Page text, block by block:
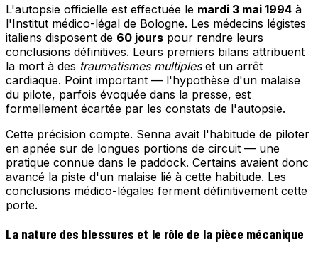
L'autopsie officielle est effectuée le mardi 3 mai 1994 à
l'Institut médico-légal de Bologne. Les médecins légistes
italiens disposent de 60 jours pour rendre leurs
conclusions définitives. Leurs premiers bilans attribuent
la mort à des traumatismes multipleset un arrêt
cardiaque. Point important — l'hypothèse d'un malaise
du pilote, parfois évoquée dans la presse, est
formellement écartée par les constats de l'autopsie.
Cette précision compte. Senna avait l'habitude de piloter
en apnée sur de longues portions de circuit — une
pratique connue dans le paddock. Certains avaient donc
avancé la piste d'un malaise lié à cette habitude. Les
conclusions médico-légales ferment définitivement cette
porte.
La nature des blessures et le rôle de la pièce mécanique